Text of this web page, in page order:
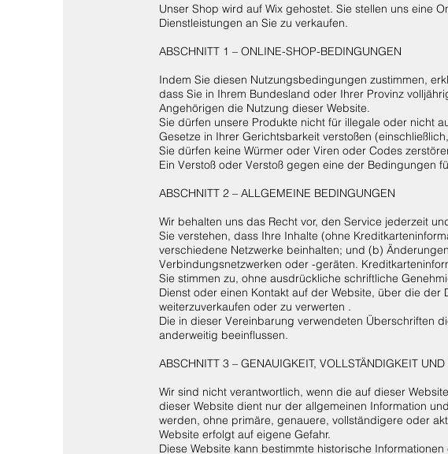
Unser Shop wird auf Wix gehostet. Sie stellen uns eine
Dienstleistungen an Sie zu verkaufen.
ABSCHNITT 1 – ONLINE-SHOP-BEDINGUNGEN
Indem Sie diesen Nutzungsbedingungen zustimmen,
dass Sie in Ihrem Bundesland oder Ihrer Provinz
Angehörigen die Nutzung dieser Website.
Sie dürfen unsere Produkte nicht für illegale oder nicht
Gesetze in Ihrer Gerichtsbarkeit verstoßen
Sie dürfen keine Würmer oder Viren oder Codes
Ein Verstoß oder Verstoß gegen eine der Bedingungen
ABSCHNITT 2 – ALLGEMEINE BEDINGUNGEN
Wir behalten uns das Recht vor, den Service jederzeit
Sie verstehen, dass Ihre Inhalte (ohne
verschiedene Netzwerke beinhalten; und (b)
Verbindungsnetzwerken oder -geräten.
Sie stimmen zu, ohne ausdrückliche schriftliche
Dienst oder einen Kontakt auf der Website, über die
weiterzuverkaufen oder zu verwerten .
Die in dieser Vereinbarung verwendeten Überschriften
anderweitig beeinflussen.
ABSCHNITT 3 – GENAUIGKEIT, VOLLSTÄNDIGKEIT
Wir sind nicht verantwortlich, wenn die auf dieser
dieser Website dient nur der allgemeinen Information
werden, ohne primäre, genauere, vollständigere oder
Website erfolgt auf eigene Gefahr.
Diese Website kann bestimmte historische